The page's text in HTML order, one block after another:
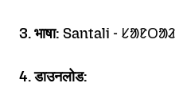
3. भाषा: Santali -
4. डाउनलोड: